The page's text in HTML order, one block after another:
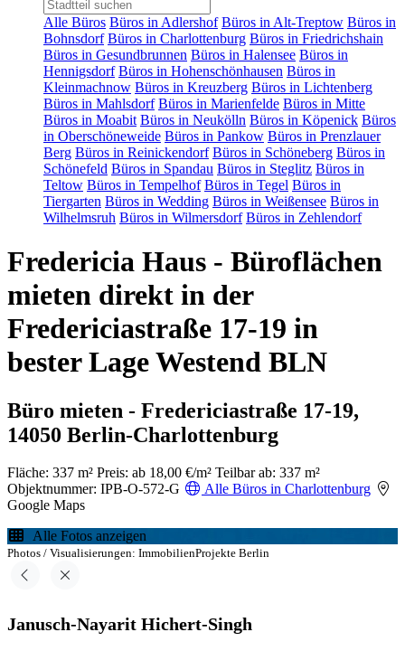
Alle Büros Büros in Adlershof Büros in Alt-Treptow Büros in
Bohnsdorf Büros in Charlottenburg Büros in Friedrichshain
Büros in Gesundbrunnen Büros in Halensee Büros in
Hennigsdorf Büros in Hohenschönhausen Büros in
Kleinmachnow Büros in Kreuzberg Büros in Lichtenberg
Büros in Mahlsdorf Büros in Marienfelde Büros in Mitte
Büros in Moabit Büros in Neukölln Büros in Köpenick Büros
in Oberschöneweide Büros in Pankow Büros in Prenzlauer
Berg Büros in Reinickendorf Büros in Schöneberg Büros in
Schönefeld Büros in Spandau Büros in Steglitz Büros in
Teltow Büros in Tempelhof Büros in Tegel Büros in
Tiergarten Büros in Wedding Büros in Weißensee Büros in
Wilhelmsruh Büros in Wilmersdorf Büros in Zehlendorf
Fredericia Haus - Büroflächen
mieten direkt in der
Fredericiastraße 17-19 in
bester Lage Westend BLN
Büro mieten - Fredericiastraße 17-19,
14050 Berlin-Charlottenburg
Fläche: 337 m² Preis: ab 18,00 €/m² Teilbar ab: 337 m²
Objektnummer: IPB-O-572-G
Alle Büros in Charlottenburg
Google Maps
Alle Fotos anzeigen
Photos / Visualisierungen: ImmobilienProjekte Berlin
Janusch-Nayarit Hichert-Singh